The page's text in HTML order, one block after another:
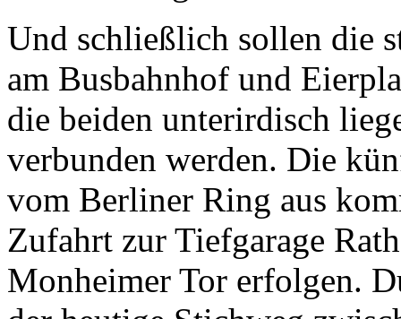
Und schließlich sollen die
am Busbahnhof und
die beiden unterirdisch
verbunden werden. Die
vom Berliner Ring aus
Zufahrt zur Tiefgarage
Monheimer Tor erfolgen.